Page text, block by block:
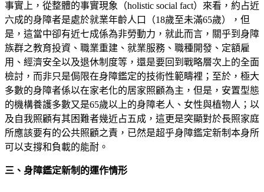
事實上，從整體的事實現象（holistic social fact）來看，約占近
六成的身障者是處於就業年齡人口（18歲至未滿65歲），但
是，這當中卻有近七成係為非勞動力，就此而言，關乎到身障
族群之教育投資、職業重建、就業服務、職種開發、定額雇
用、經濟安全以及退休制度等，還是要回到戰略層次上的全面
檢討，而非只是侷限在身障鑑定的技術性範疇裡；至於，極大
多數的身障者係以在家老化的居家照顧為主，但是，安置型態
的機構養護多數又是65歲以上的身障老人、女性與植物人；以
及自我照顧有其困難者幾近占五成，這更是突顯對於長照家庭
所應該要有的公共照顧之責，已然是超乎身障鑑定新制本身所
可以支撐和負載的能耐。
三、身障鑑定新制的運作情形